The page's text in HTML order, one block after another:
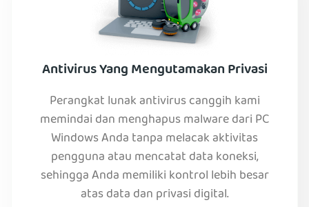
Antivirus Yang Mengutamakan Privasi
Perangkat lunak antivirus canggih kami
memindai dan menghapus malware dari PC
Windows Anda tanpa melacak aktivitas
pengguna atau mencatat data koneksi,
sehingga Anda memiliki kontrol lebih besar
atas data dan privasi digital.